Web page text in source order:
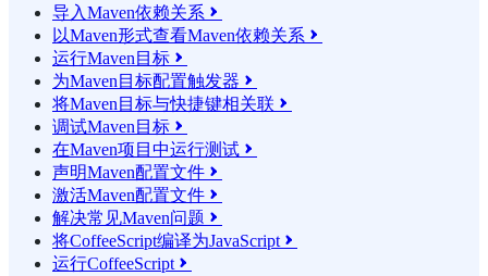
导入Maven依赖关系 
以Maven形式查看Maven依赖关系 
运行Maven目标 
为Maven目标配置触发器 
将Maven目标与快捷键相关联 
调试Maven目标 
在Maven项目中运行测试 
声明Maven配置文件 
激活Maven配置文件 
解决常见Maven问题 
将CoffeeScript编译为JavaScript 
运行CoffeeScript 